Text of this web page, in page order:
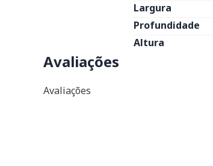
Largura
Profundidade
Altura
Avaliações
Avaliações